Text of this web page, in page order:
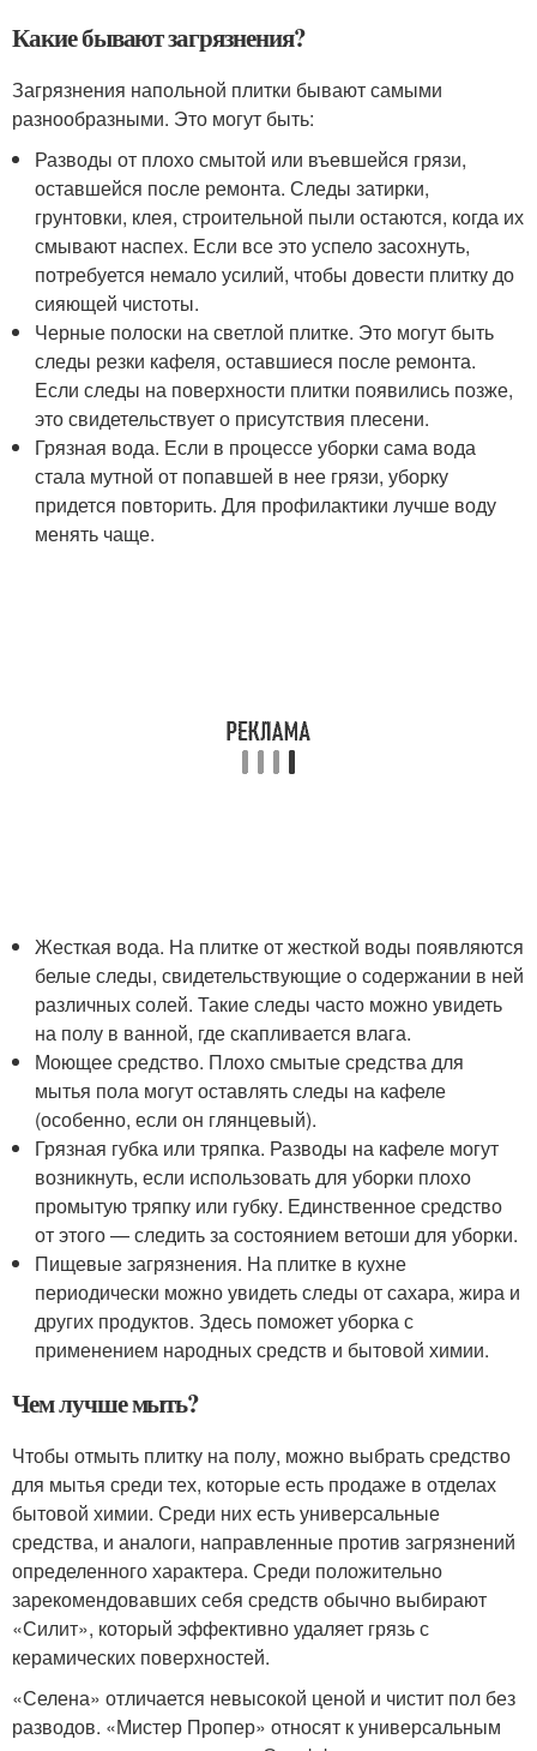
Какие бывают загрязнения?
Загрязнения напольной плитки бывают самыми
разнообразными. Это могут быть:
Разводы от плохо смытой или въевшейся грязи,
оставшейся после ремонта. Следы затирки,
грунтовки, клея, строительной пыли остаются, когда их
смывают наспех. Если все это успело засохнуть,
потребуется немало усилий, чтобы довести плитку до
сияющей чистоты.
Черные полоски на светлой плитке. Это могут быть
следы резки кафеля, оставшиеся после ремонта.
Если следы на поверхности плитки появились позже,
это свидетельствует о присутствия плесени.
Грязная вода. Если в процессе уборки сама вода
стала мутной от попавшей в нее грязи, уборку
придется повторить. Для профилактики лучше воду
менять чаще.
Жесткая вода. На плитке от жесткой воды появляются
белые следы, свидетельствующие о содержании в ней
различных солей. Такие следы часто можно увидеть
на полу в ванной, где скапливается влага.
Моющее средство. Плохо смытые средства для
мытья пола могут оставлять следы на кафеле
(особенно, если он глянцевый).
Грязная губка или тряпка. Разводы на кафеле могут
возникнуть, если использовать для уборки плохо
промытую тряпку или губку. Единственное средство
от этого — следить за состоянием ветоши для уборки.
Пищевые загрязнения. На плитке в кухне
периодически можно увидеть следы от сахара, жира и
других продуктов. Здесь поможет уборка с
применением народных средств и бытовой химии.
Чем лучше мыть?
Чтобы отмыть плитку на полу, можно выбрать средство
для мытья среди тех, которые есть продаже в отделах
бытовой химии. Среди них есть универсальные
средства, и аналоги, направленные против загрязнений
определенного характера. Среди положительно
зарекомендовавших себя средств обычно выбирают
«Силит», который эффективно удаляет грязь с
керамических поверхностей.
«Селена» отличается невысокой ценой и чистит пол без
разводов. «Мистер Пропер» относят к универсальным